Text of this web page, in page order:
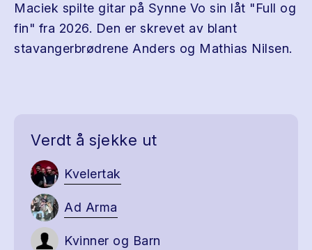
Maciek spilte gitar på Synne Vo sin låt "Full og
fin" fra 2026. Den er skrevet av blant
stavangerbrødrene Anders og Mathias Nilsen.
Verdt å sjekke ut
Kvelertak
Ad Arma
Kvinner og Barn